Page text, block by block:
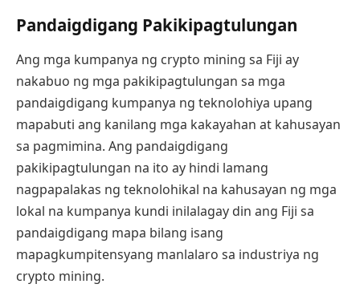
Pandaigdigang Pakikipagtulungan
Ang mga kumpanya ng crypto mining sa Fiji ay
nakabuo ng mga pakikipagtulungan sa mga
pandaigdigang kumpanya ng teknolohiya upang
mapabuti ang kanilang mga kakayahan at kahusayan
sa pagmimina. Ang pandaigdigang
pakikipagtulungan na ito ay hindi lamang
nagpapalakas ng teknolohikal na kahusayan ng mga
lokal na kumpanya kundi inilalagay din ang Fiji sa
pandaigdigang mapa bilang isang
mapagkumpitensyang manlalaro sa industriya ng
crypto mining.